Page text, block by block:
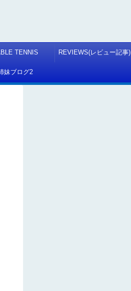
TENNIS REVIEWS(レビュー記事)
妹ブログ2